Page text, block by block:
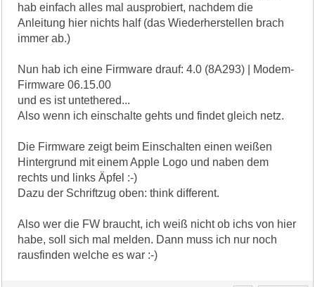
hab einfach alles mal ausprobiert, nachdem die
Anleitung hier nichts half (das Wiederherstellen brach
immer ab.)
Nun hab ich eine Firmware drauf: 4.0 (8A293) | Modem-
Firmware 06.15.00
und es ist untethered...
Also wenn ich einschalte gehts und findet gleich netz.
Die Firmware zeigt beim Einschalten einen weißen
Hintergrund mit einem Apple Logo und naben dem
rechts und links Äpfel :-)
Dazu der Schriftzug oben: think different.
Also wer die FW braucht, ich weiß nicht ob ichs von hier
habe, soll sich mal melden. Dann muss ich nur noch
rausfinden welche es war :-)